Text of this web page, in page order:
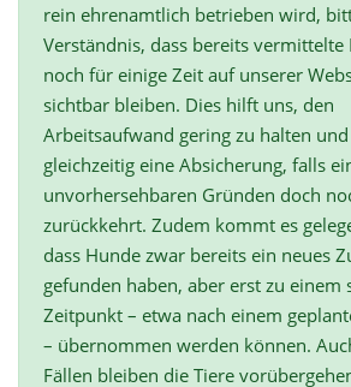
rein ehrenamtlich betrieben wird,
Verständnis, dass bereits vermittelte
noch für einige Zeit auf unserer
sichtbar bleiben. Dies hilft uns, den
Arbeitsaufwand gering zu halten
gleichzeitig eine Absicherung, falls
unvorhersehbaren Gründen doch
zurückkehrt. Zudem kommt es
dass Hunde zwar bereits ein neues
gefunden haben, aber erst zu einem
Zeitpunkt – etwa nach einem
– übernommen werden können.
Fällen bleiben die Tiere